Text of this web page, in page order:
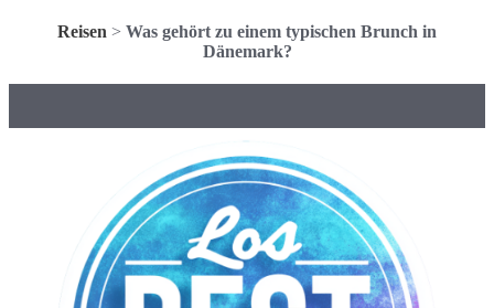
Reisen > Was gehört zu einem typischen Brunch in
Dänemark?